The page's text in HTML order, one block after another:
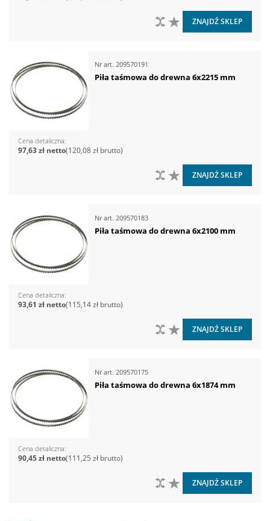
DO LISTY ŻYCZEŃ
DO PORÓWNANIA
ZNAJDŹ SKLEP
Nr art. 209570191
Piła taśmowa do drewna 6x2215 mm
Cena detaliczna
120,08 zł
97,63 zł
DO LISTY ŻYCZEŃ
DO PORÓWNANIA
ZNAJDŹ SKLEP
Nr art. 209570183
Piła taśmowa do drewna 6x2100 mm
Cena detaliczna
115,14 zł
93,61 zł
DO LISTY ŻYCZEŃ
DO PORÓWNANIA
ZNAJDŹ SKLEP
Nr art. 209570175
Piła taśmowa do drewna 6x1874 mm
Cena detaliczna
111,25 zł
90,45 zł
DO LISTY ŻYCZEŃ
DO PORÓWNANIA
ZNAJDŹ SKLEP